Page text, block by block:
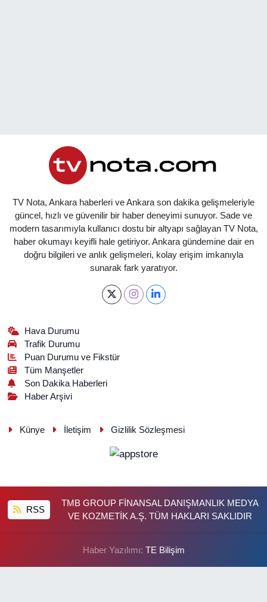
TV Nota, Ankara haberleri ve Ankara son dakika gelişmeleriyle
güncel, hızlı ve güvenilir bir haber deneyimi sunuyor. Sade ve
modern tasarımıyla kullanıcı dostu bir altyapı sağlayan TV Nota,
haber okumayı keyifli hale getiriyor. Ankara gündemine dair en
doğru bilgileri ve anlık gelişmeleri, kolay erişim imkanıyla
sunarak fark yaratıyor.
Hava Durumu
Trafik Durumu
Puan Durumu ve Fikstür
Tüm Manşetler
Son Dakika Haberleri
Haber Arşivi
Künye İletişim Gizlilik Sözleşmesi
RSS
TMB GROUP FİNANSAL DANIŞMANLIK MEDYA
VE KOZMETİK A.Ş. TÜM HAKLARI SAKLIDIR
Haber Yazılımı: TE Bilişim